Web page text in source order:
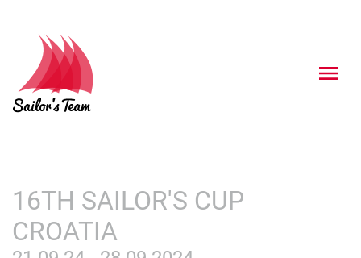
16TH SAILOR'S CUP
CROATIA